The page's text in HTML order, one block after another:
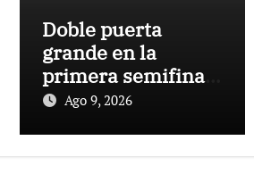
Doble puerta
grande en la
primera semifinal
del Circuito
Ago 9, 2026